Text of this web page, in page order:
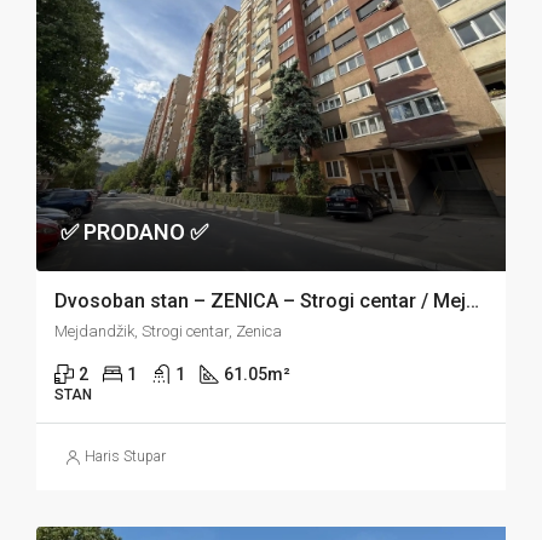
✅ PRODANO ✅
Dvosoban stan – ZENICA – Strogi centar / Mejdandžik
Mejdandžik, Strogi centar, Zenica
2 1 1 61.05m²
STAN
Haris Stupar